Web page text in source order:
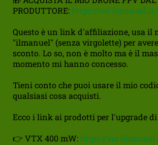
PRODUTTORE:https://vai.ilmanuel.it/
Questo è un link d'affiliazione, usa il
"ilmanuel" (senza virgolette) per
sconto. Lo so, non è molto ma è il
momento mi hanno concesso.
Tieni conto che puoi usare il mio
qualsiasi cosa acquisti.
Ecco i link ai prodotti per l'upgrade di
👉 VTX 400 mW:https://